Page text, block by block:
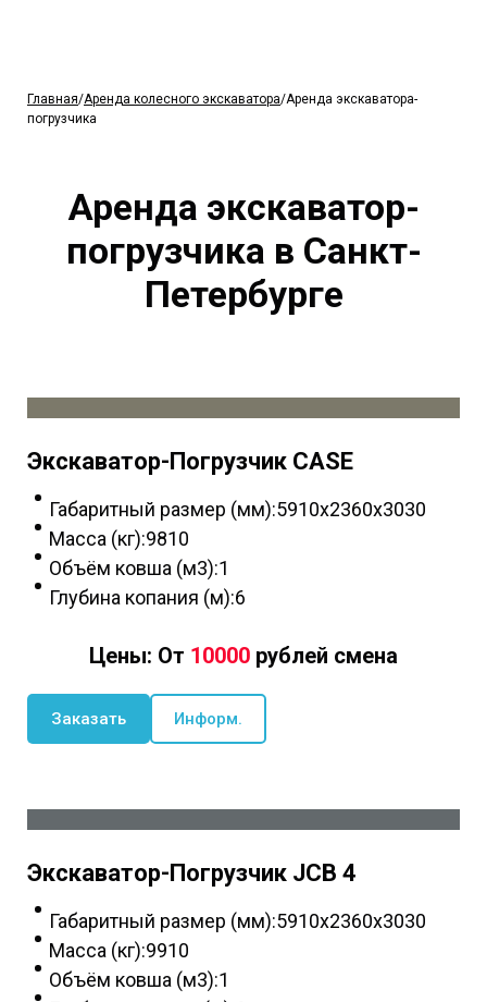
Главная/Аренда колесного экскаватора/Аренда экскаватора-
погрузчика
Аренда экскаватор-
погрузчика в Санкт-
Петербурге
Экскаватор-Погрузчик CASE
Габаритный размер (мм):5910x2360x3030
Масса (кг):9810
Объём ковша (м3):1
Глубина копания (м):6
Цены: От 10000 рублей смена
Заказать Информ.
Экскаватор-Погрузчик JCB 4
Габаритный размер (мм):5910x2360x3030
Масса (кг):9910
Объём ковша (м3):1